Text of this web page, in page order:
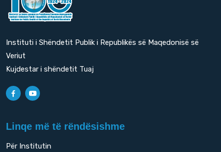
Instituti i Shëndetit Publik i Republikës së Maqedonisë së
Veriut
Kujdestar i shëndetit Tuaj
Linqe më të rëndësishme
Për Institutin